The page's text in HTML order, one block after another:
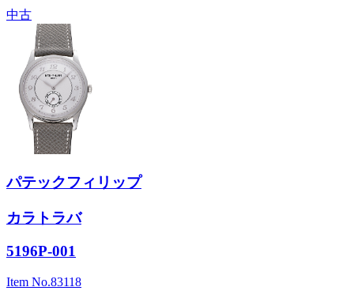
中古
パテックフィリップ
カラトラバ
5196P-001
Item No.83118